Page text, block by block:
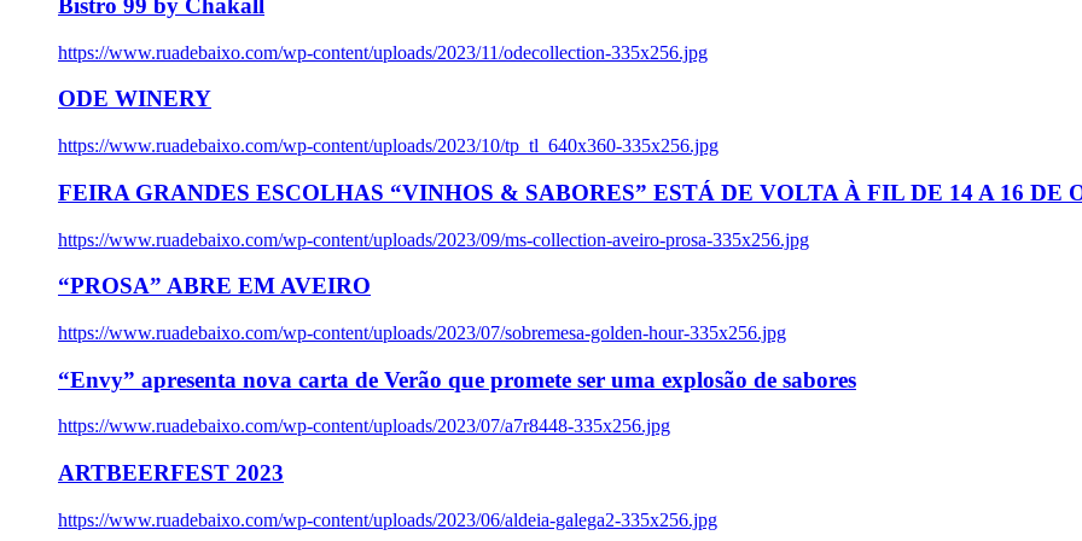
Bistro 99 by Chakall
https://www.ruadebaixo.com/wp-content/uploads/2023/11/odecollection-335x256.jpg
ODE WINERY
https://www.ruadebaixo.com/wp-content/uploads/2023/10/tp_tl_640x360-335x256.jpg
FEIRA GRANDES ESCOLHAS “VINHOS & SABORES” ESTÁ DE VOLTA À FIL DE 14 A 16 DE
https://www.ruadebaixo.com/wp-content/uploads/2023/09/ms-collection-aveiro-prosa-335x256.jpg
“PROSA” ABRE EM AVEIRO
https://www.ruadebaixo.com/wp-content/uploads/2023/07/sobremesa-golden-hour-335x256.jpg
“Envy” apresenta nova carta de Verão que promete ser uma explosão de sabores
https://www.ruadebaixo.com/wp-content/uploads/2023/07/a7r8448-335x256.jpg
ARTBEERFEST 2023
https://www.ruadebaixo.com/wp-content/uploads/2023/06/aldeia-galega2-335x256.jpg